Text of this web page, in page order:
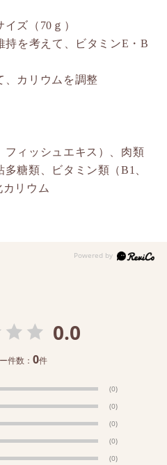
ズ（70ｇ）
持を考えて、ビタミンE・B
、カリウムを調整
フィッシュエキス）、肉類
多糖類、ビタミン類（B1、
リウム
0.0
件数：0件
(0)
(0)
(0)
(0)
(0)